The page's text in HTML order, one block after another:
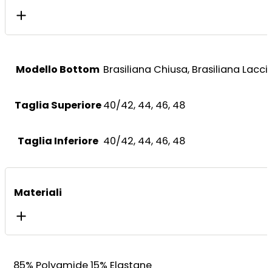
Modello Bottom Brasiliana Chiusa, Brasiliana
Taglia Superiore40/42, 44, 46, 48
Taglia Inferiore 40/42, 44, 46, 48
Materiali